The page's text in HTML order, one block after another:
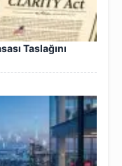
Taslağını